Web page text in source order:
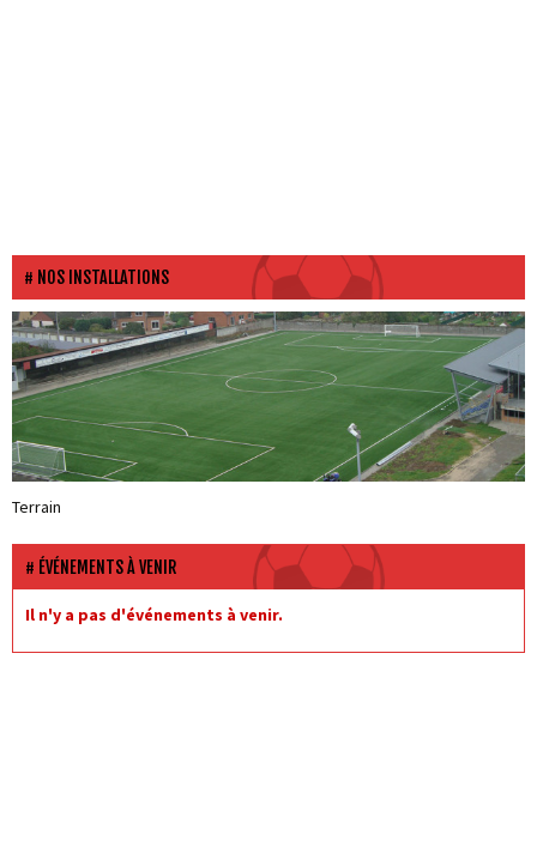
NOS INSTALLATIONS
Terrain
ÉVÉNEMENTS À VENIR
Il n'y a pas d'événements à venir.